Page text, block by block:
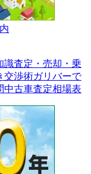
識査定・売却・乗
交渉術ガリバーで
中古車査定相場表